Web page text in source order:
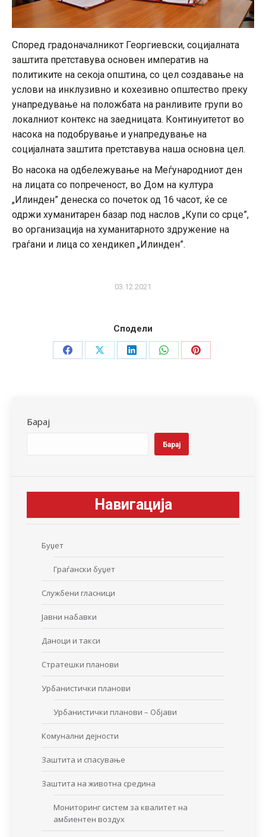
Според градоначалникот Георгиевски, социјалната
заштита претставува основен императив на
политиките на секоја општина, со цел создавање на
услови на инклузивно и кохезивно општество преку
унапредување на положбата на ранливите групи во
локалниот контекс на заедницата. Континуитетот во
насока на подобрување и унапредување на
социјалната заштита претставува наша основна цел.
Во насока на одбележување на Меѓународниот ден
на лицата со попреченост, во Дом на култура
„Илинден” денеска со почеток од 16 часот, ќе се
одржи хуманитарен базар под наслов „Купи со срце”,
во организација на хуманитарното здружение на
граѓани и лица со хендикеп „Илинден”.
03.12.2021
Сподели
Share
Share
Share
Share
Share
Барај
Барај
Навигација
Буџет
Граѓански буџет
Службени гласници
Јавни набавки
Даноци и такси
Стратешки планови
Урбанистички планови
Урбанистички планови – Објави
Комунални дејности
Заштита и спасување
Заштита на животна средина
Мониторинг систем за квалитет на
амбиентен воздух